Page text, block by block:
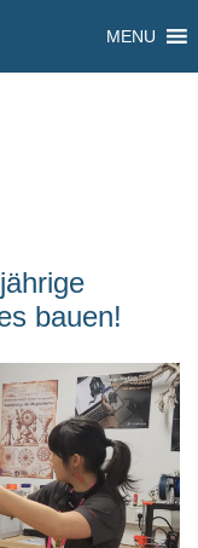
MENU
bauen!